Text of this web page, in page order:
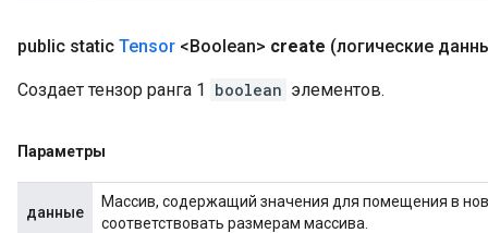
public static Tensor <Boolean> create (логические
Создает тензор ранга 1 boolean элементов.
Параметры
данные
Массив, содержащий значения для помещения в
соответствовать размерам массива.